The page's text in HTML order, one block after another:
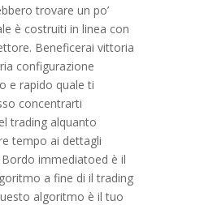
trovare un po’
è costruiti in linea con
Beneficerai vittoria
configurazione
e rapido quale ti
concentrarti
trading alquanto
tempo ai dettagli
immediatoed è il
a fine di il trading
algoritmo è il tuo